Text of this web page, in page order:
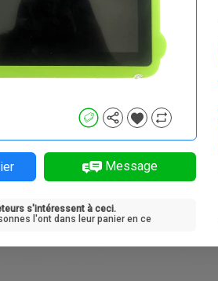
Message
s'intéressent à ceci.
l'ont dans leur panier en ce